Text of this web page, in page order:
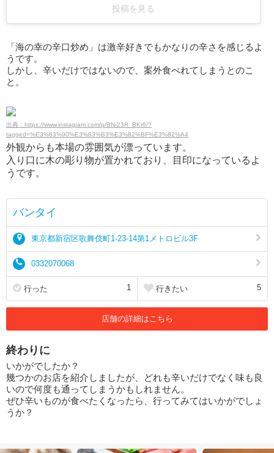
投稿を見る
「海の幸の辛口炒め」は激辛好きでもかなりの辛さを感じるよ
うです。
しかし、辛いだけではないので、案外食べれてしまうとのこ
と。
出典：https://www.instagram.com/p/BN-23R_BKr6/?
tagged=%E3%83%90%E3%83%B3%E3%82%BF%E3%82%A4
外観からも本場の雰囲気が漂っています。
入り口に木の彫り物が置かれており、目印になっているよ
うです。
バンタイ
東京都新宿区歌舞伎町1-23-14第1メトロビル3F
0332070068
行った 1 行きたい 5
店舗の詳細はこちら
終わりに
いかがでしたか？
幾つかのお店を紹介しましたが、どれも辛いだけでなく味も良
いので何度も通ってしまうかもしれません。
ぜひ辛いものが食べたくなったら、行ってみてはいかがでしょ
うか？